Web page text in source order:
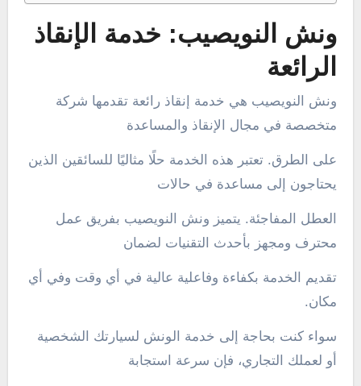
ونش النويصيب: خدمة الإنقاذ
الرائعة
ونش النويصيب هي خدمة إنقاذ رائعة تقدمها شركة
متخصصة في مجال الإنقاذ والمساعدة
على الطرق. تعتبر هذه الخدمة حلًا مثاليًا للسائقين الذين
يحتاجون إلى مساعدة في حالات
العطل المفاجئة. يتميز ونش النويصيب بفريق عمل
محترف ومجهز بأحدث التقنيات لضمان
تقديم الخدمة بكفاءة وفاعلية عالية في أي وقت وفي أي
مكان.
سواء كنت بحاجة إلى خدمة الونش لسيارتك الشخصية
أو لعملك التجاري، فإن سرعة استجابة